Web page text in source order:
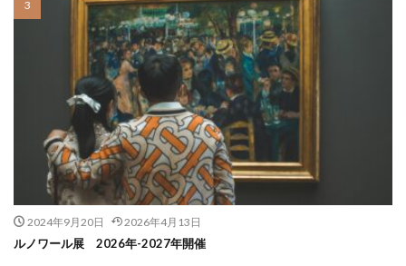
2024年9月20日 2026年4月13日
ルノワール展 2026年-2027年開催